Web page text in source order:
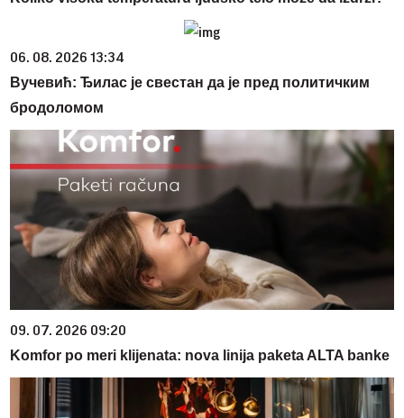
06. 08. 2026 13:34
Вучевић: Ђилас је свестан да је пред политичким
бродоломом
09. 07. 2026 09:20
Komfor po meri klijenata: nova linija paketa ALTA banke